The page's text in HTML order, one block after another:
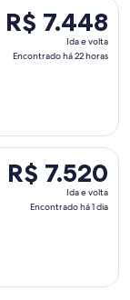
R$ 7.448
Ida
horas
R$ 7.448
Ida e volta
Encontrado há 22 horas
qua., 19 de
R$ 7.520
Ida
R$ 7.520
Ida e volta
Encontrado há 1 dia
sáb., 8 de ago.